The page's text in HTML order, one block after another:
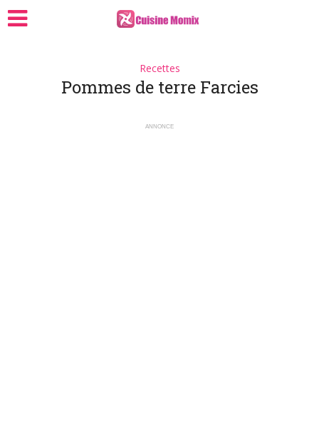
Recettes
Pommes de terre Farcies
ANNONCE